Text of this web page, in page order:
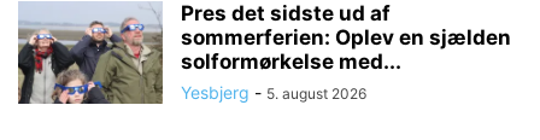
Pres det sidste ud af
sommerferien: Oplev en sjælden
solformørkelse med...
Yesbjerg - 5. august 2026